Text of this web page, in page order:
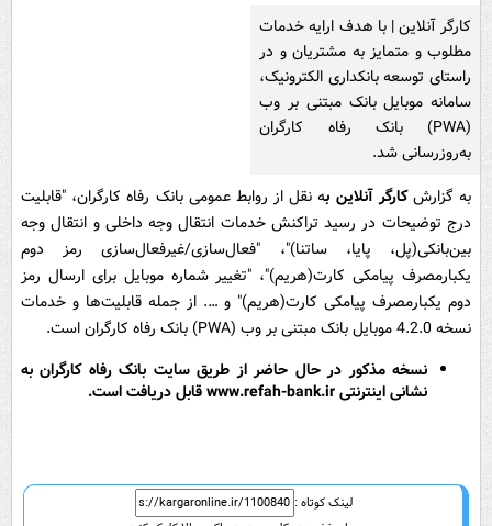
کارگر آنلاین | با هدف ارایه خدمات
مطلوب و متمایز به مشتریان و در
راستای توسعه بانکداری الکترونیک،
سامانه موبایل بانک مبتنی بر وب
(PWA) بانک رفاه کارگران
به‌روزرسانی شد.
به گزارشکارگر آنلاین به نقل از روابط عمومی بانک رفاه کارگران، "قابلیت
درج توضیحات در رسید تراکنش خدمات انتقال وجه داخلی و انتقال وجه
بین‌بانکی(پل، پایا، ساتنا)"، "فعال‌سازی/غیرفعال‌سازی رمز دوم
یکبارمصرف پیامکی کارت(هریم)"، "تغییر شماره موبایل برای ارسال رمز
دوم یکبارمصرف پیامکی کارت(هریم)" و …. از جمله قابلیت‌ها و خدمات
نسخه 4.2.0 موبایل بانک مبتنی بر وب (PWA) بانک رفاه کارگران است.
نسخه مذکور در حال حاضر از طریق سایت بانک رفاه کارگران به
نشانی اینترنتی www.refah-bank.ir قابل دریافت است.
لینک کوتاه :